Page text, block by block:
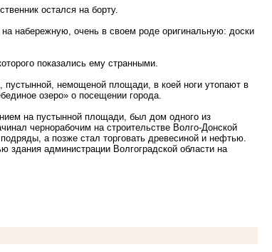
остался на борту.
набережную, очень в своем роде оригинальную: доски
показались ему странными.
пустынной, немощеной площади, в коей ноги утопают в
озеро» о посещении города.
на пустынной площади, был дом одного из
чернорабочим на строительстве Волго-Донской
а позже стал торговать древесиной и нефтью.
здания администрации Волгоградской области на